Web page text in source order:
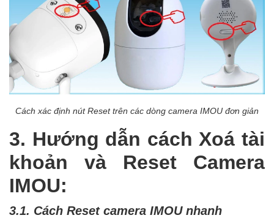
Cách xác định nút Reset trên các dòng camera IMOU đơn giản
3. Hướng dẫn cách Xoá tài
khoản và Reset Camera
IMOU:
3.1. Cách Reset camera IMOU nhanh